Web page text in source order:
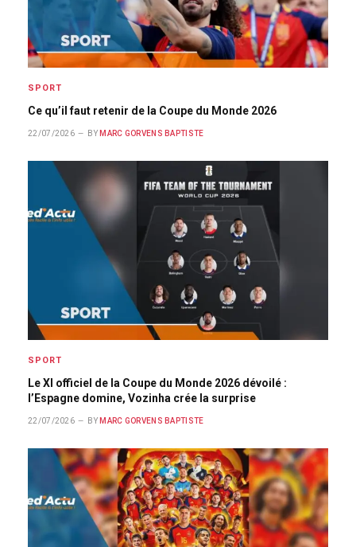
SPORT
Ce qu’il faut retenir de la Coupe du Monde 2026
22/07/2026 BY MARC GORVENS BAPTISTE
SPORT
Le XI officiel de la Coupe du Monde 2026 dévoilé :
l’Espagne domine, Vozinha crée la surprise
22/07/2026 BY MARC GORVENS BAPTISTE